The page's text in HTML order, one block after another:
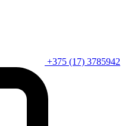
+375 (17) 3785942